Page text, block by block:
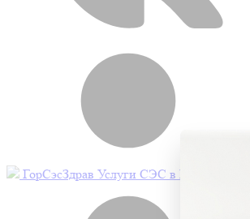
ГорСэсЗдрав Услуги СЭС в Москве и МО